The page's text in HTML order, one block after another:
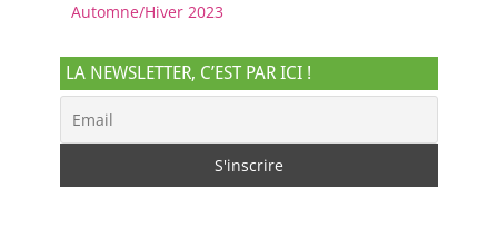
Automne/Hiver 2023
LA NEWSLETTER, C’EST PAR ICI !